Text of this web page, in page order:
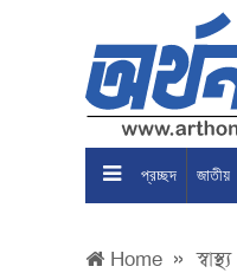
প্রচ্ছদ জাতীয়
Home স্বাস্থ্য